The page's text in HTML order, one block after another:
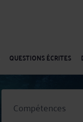
QUESTIONS ÉCRITES
Compétences